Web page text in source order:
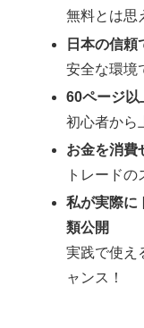
無料とは思
日本の信
安全な環境
60ページ以
初心者から
お金を消費
トレードの
私が実際に
類公開
実践で使え
ャンス！